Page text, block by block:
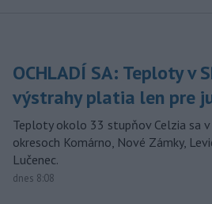
OCHLADÍ SA: Teploty v
výstrahy platia len pre
Teploty okolo 33 stupňov Celzia sa
okresoch Komárno, Nové Zámky,
Lučenec.
dnes 8:08